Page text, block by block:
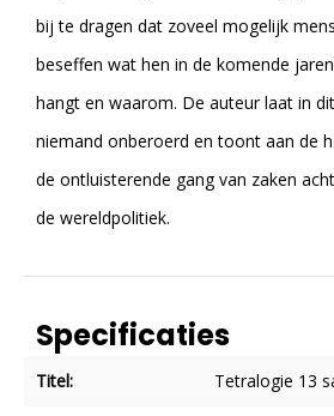
bij te dragen dat zoveel mogelijk
beseffen wat hen in de komende
hangt en waarom. De auteur laat in
niemand onberoerd en toont aan de
de ontluisterende gang van zaken
de wereldpolitiek.
Specificaties
Titel: Tetralogie 13